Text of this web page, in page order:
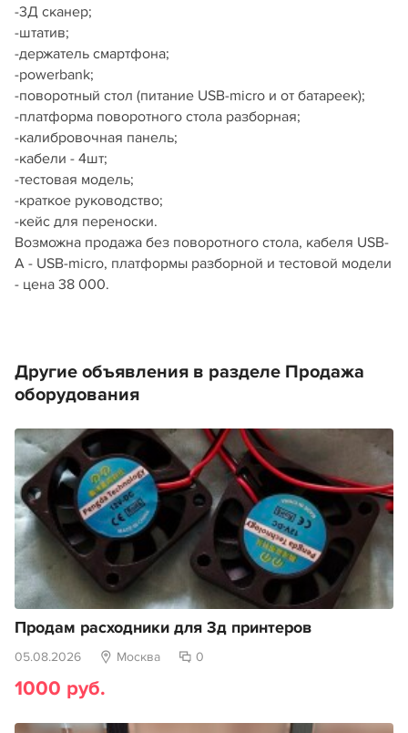
-3Д сканер;
-штатив;
-держатель смартфона;
-powerbank;
-поворотный стол (питание USB-micro и от батареек);
-платформа поворотного стола разборная;
-калибровочная панель;
-кабели - 4шт;
-тестовая модель;
-краткое руководство;
-кейс для переноски.
Возможна продажа без поворотного стола, кабеля USB-
A - USB-micro, платформы разборной и тестовой модели
- цена 38 000.
Другие объявления в разделе Продажа
оборудования
Продам расходники для 3д принтеров
05.08.2026 Москва 0
1000 руб.